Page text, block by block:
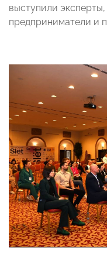
выступили
предприниматели и